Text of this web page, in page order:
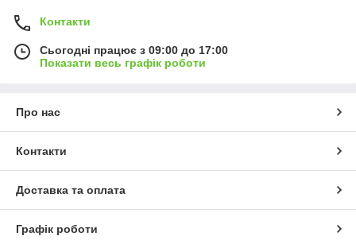
Контакти
Сьогодні працює з 09:00 до 17:00
Показати весь графік роботи
Про нас
Контакти
Доставка та оплата
Графік роботи